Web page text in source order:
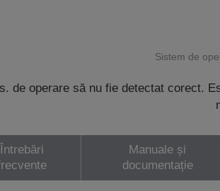
Sistem de
de operare să nu fie detectat corect.
Întrebări
Manuale și
documentație